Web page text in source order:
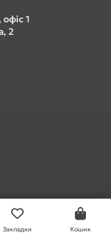
1
2
Закладки Кошик